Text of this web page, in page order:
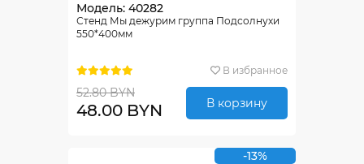
Модель: 40282
Стенд Мы дежурим группа Подсолнухи
550*400мм
В избранное
52.80 BYN
48.00 BYN В корзину
-13%